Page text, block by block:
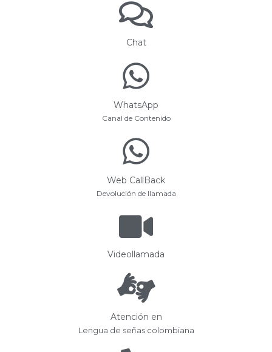
Chat
WhatsApp
Canal de Contenido
Web CallBack
Devolución de llamada
Videollamada
Atención en
Lengua de señas colombiana